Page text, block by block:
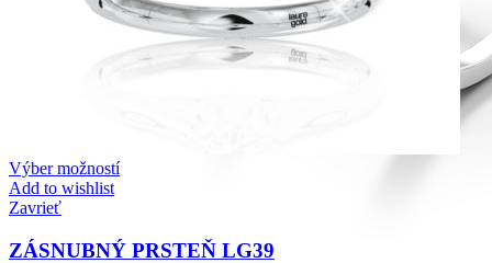
Výber možností
Add to wishlist
Zavrieť
ZÁSNUBNÝ PRSTEŇ LG39